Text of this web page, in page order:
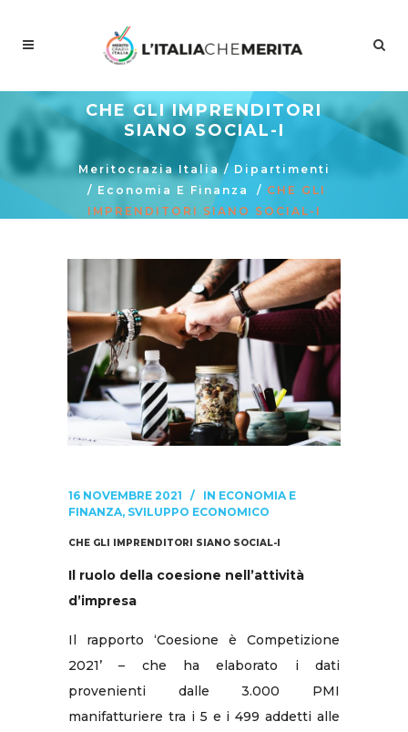
CHE GLI IMPRENDITORI
SIANO SOCIAL-I
Meritocrazia Italia / Dipartimenti
/ Economia E Finanza / CHE GLI
IMPRENDITORI SIANO SOCIAL-I
16 NOVEMBRE 2021 IN ECONOMIA E
FINANZA, SVILUPPO ECONOMICO
CHE GLI IMPRENDITORI SIANO SOCIAL-I
Il ruolo della coesione nell’attività
d’impresa
Il rapporto ‘Coesione è Competizione
2021’ – che ha elaborato i dati
provenienti dalle 3.000 PMI
manifatturiere tra i 5 e i 499 addetti alle